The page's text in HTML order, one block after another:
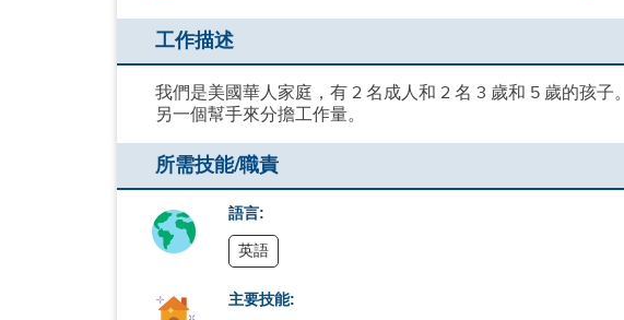
工作描述
我們是美國華人家庭，有 2 名成人和 2 名 3 歲和 5 歲的孩
另一個幫手來分擔工作量。
所需技能/職責
語言:
英語
主要技能: